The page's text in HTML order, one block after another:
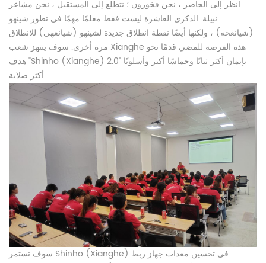
انظر إلى الحاضر ، نحن فخورون ؛ نتطلع إلى المستقبل ، نحن مشاعر
نبيلة. الذكرى العاشرة ليست فقط معلمًا مهمًا في تطور شينهو
(شيانغخه) ، ولكنها أيضًا نقطة انطلاق جديدة لشينهو (شيانغهي) للانطلاق
مرة أخرى. سوف ينتهز شعب Xianghe هذه الفرصة للمضي قدمًا نحو
هدف "Shinho (Xianghe) 2.0" بإيمان أكثر ثباتًا وحماسًا أكبر وأسلوبًا
أكثر صلابة.
سوف تستمر Shinho (Xianghe) في تحسين معدات جهاز ربط